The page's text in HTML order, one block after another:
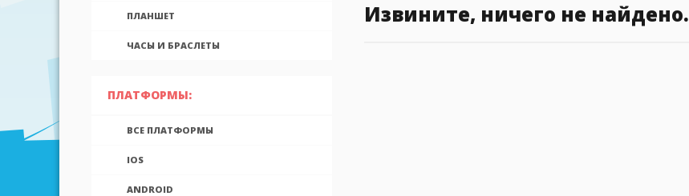
ПЛАНШЕТ
ЧАСЫ И БРАСЛЕТЫ
ПЛАТФОРМЫ:
ВСЕ ПЛАТФОРМЫ
IOS
ANDROID
Извините, ничего не найдено.